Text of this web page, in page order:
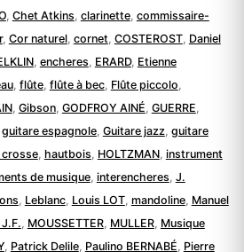
, Chet Atkins clarinette, commissaire-
, Cor naturel, cornet COSTEROST, Daniel
, encheres ERARD, Etienne
, flûte, flûte à bec, Flûte piccolo
, Gibson, GODFROY AINÉ GUERRE
guitare espagnole, Guitare jazz guitare
crosse, hautbois HOLTZMAN, instrument
de musique, interencheres J.
Leblanc, Louis LOT, mandoline, Manuel
J.F. MOUSSETTER, MULLER, Musique
, Patrick Delile, Paulino BERNABÉ Pierre